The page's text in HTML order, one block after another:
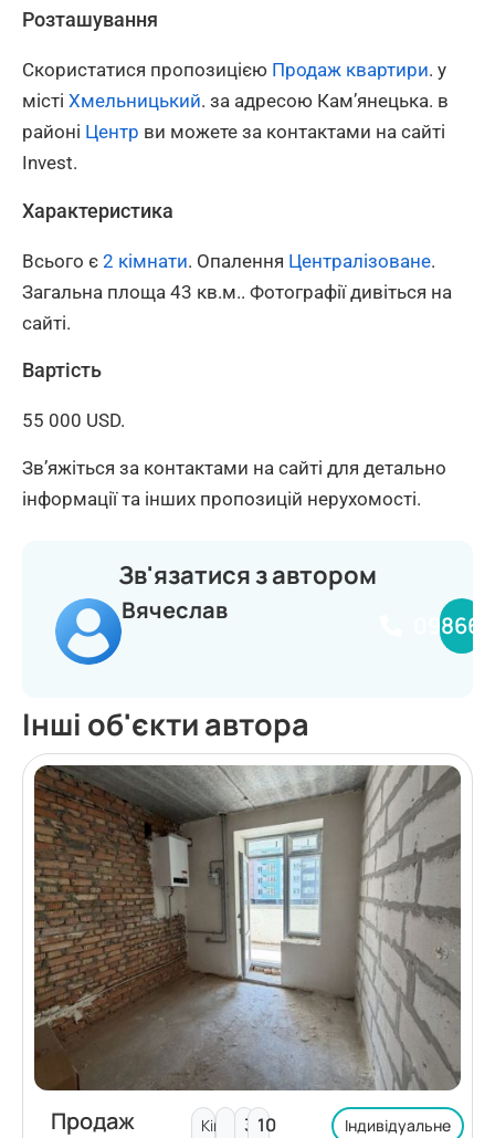
Розташування
Скористатися пропозицією Продаж квартири. у
місті Хмельницький. за адресою Камʼянецька. в
районі Центр ви можете за контактами на сайті
Invest.
Характеристика
Всього є 2 кімнати. Опалення Централізоване.
Загальна площа 43 кв.м.. Фотографії дивіться на
сайті.
Вартість
55 000 USD.
Зв’яжіться за контактами на сайті для детально
інформації та інших пропозицій нерухомості.
Зв'язатися з автором
Вячеслав
Інші об'єкти автора
Продаж
Кімнат:3 10 Індивідуальне